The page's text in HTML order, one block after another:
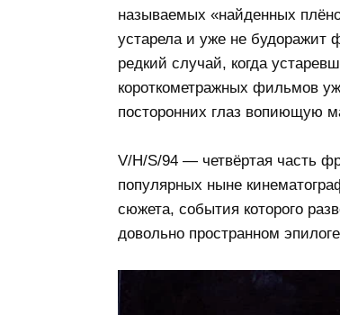
называемых «найденных
устарела и уже не
редкий случай, когда
короткометражных фильмов
посторонних глаз вопиющую
V/H/S/94 — четвёртая часть
популярных ныне
сюжета, события которого
довольно пространном